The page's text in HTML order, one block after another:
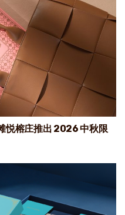
悦榕庄推出 2026 中秋限